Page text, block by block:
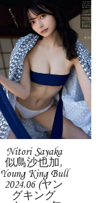
Nitori Sayaka
似鳥沙也加,
Young King Bull
2024.06 (ヤン
グキング